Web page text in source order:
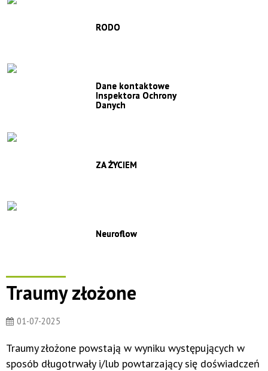
RODO
Dane kontaktowe
Inspektora Ochrony
Danych
ZA ŻYCIEM
Neuroflow
Traumy złożone
01-07-2025
Traumy złożone powstają w wyniku występujących w
sposób długotrwały i/lub powtarzający się doświadczeń